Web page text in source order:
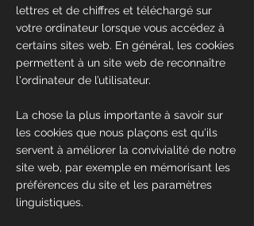
lettres et de chiffres et téléchargé sur
votre ordinateur lorsque vous accédez à
certains sites web. En général, les cookies
permettent à un site web de reconnaître
l'ordinateur de l’utilisateur.
La chose la plus importante à savoir sur
les cookies que nous plaçons est qu'ils
servent à améliorer la convivialité de notre
site web, par exemple en mémorisant les
préférences du site et les paramètres
linguistiques.